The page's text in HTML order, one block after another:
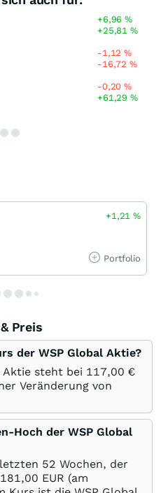
+6,96%
+25,81%
-1,12%
-16,72%
-0,20%
+61,29%
+1,21%
Portfolio
Preis
der WSP Global Aktie?
Aktie steht bei 117,00 €
Veränderung von
Hoch der WSP Global
52 Wochen, der
EUR (am